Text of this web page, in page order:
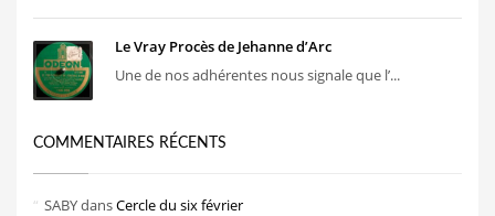
Le Vray Procès de Jehanne d’Arc
Une de nos adhérentes nous signale que l’...
COMMENTAIRES RÉCENTS
SABYdansCercle du six février